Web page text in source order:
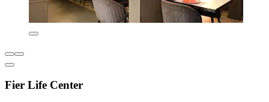
Fier Life Center